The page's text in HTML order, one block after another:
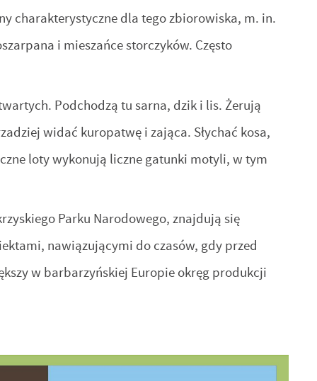
charakterystyczne dla tego zbiorowiska, m. in.
i mieszańce storczyków. Często
Podchodzą tu sarna, dzik i lis. Żerują
widać kuropatwę i zająca. Słychać kosa,
loty wykonują liczne gatunki motyli, w tym
Parku Narodowego, znajdują się
nawiązującymi do czasów, gdy przed
w barbarzyńskiej Europie okręg produkcji